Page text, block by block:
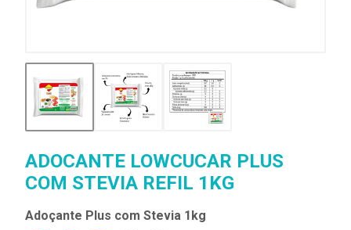
ADOCANTE LOWCUCAR PLUS
COM STEVIA REFIL 1KG
Adoçante Plus com Stevia 1kg